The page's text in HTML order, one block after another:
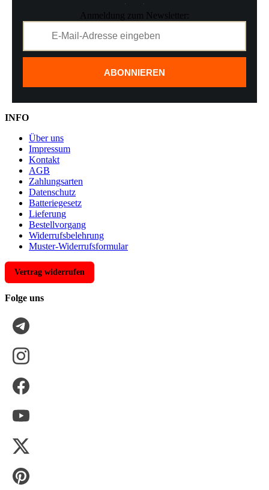
Anmeldung zum Newsletter:
ABONNIEREN
INFO
Über uns
Impressum
Kontakt
AGB
Zahlungsarten
Datenschutz
Batteriegesetz
Lieferung
Bestellvorgang
Widerrufsbelehrung
Muster-Widerrufsformular
Vertrag widerrufen
Folge uns